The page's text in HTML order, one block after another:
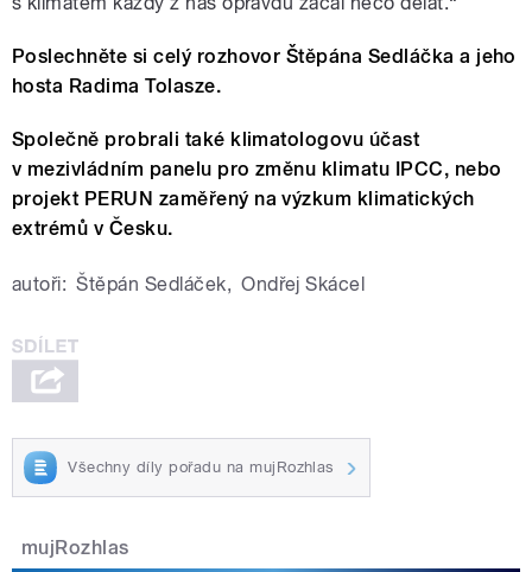
Poslechněte si celý rozhovor Štěpána Sedláčka a jeho
hosta Radima Tolasze.
Společně probrali také klimatologovu účast
v mezivládním panelu pro změnu klimatu IPCC, nebo
projekt PERUN zaměřený na výzkum klimatických
extrémů v Česku.
autoři: Štěpán Sedláček, Ondřej Skácel
Všechny díly pořadu na mujRozhlas
mujRozhlas